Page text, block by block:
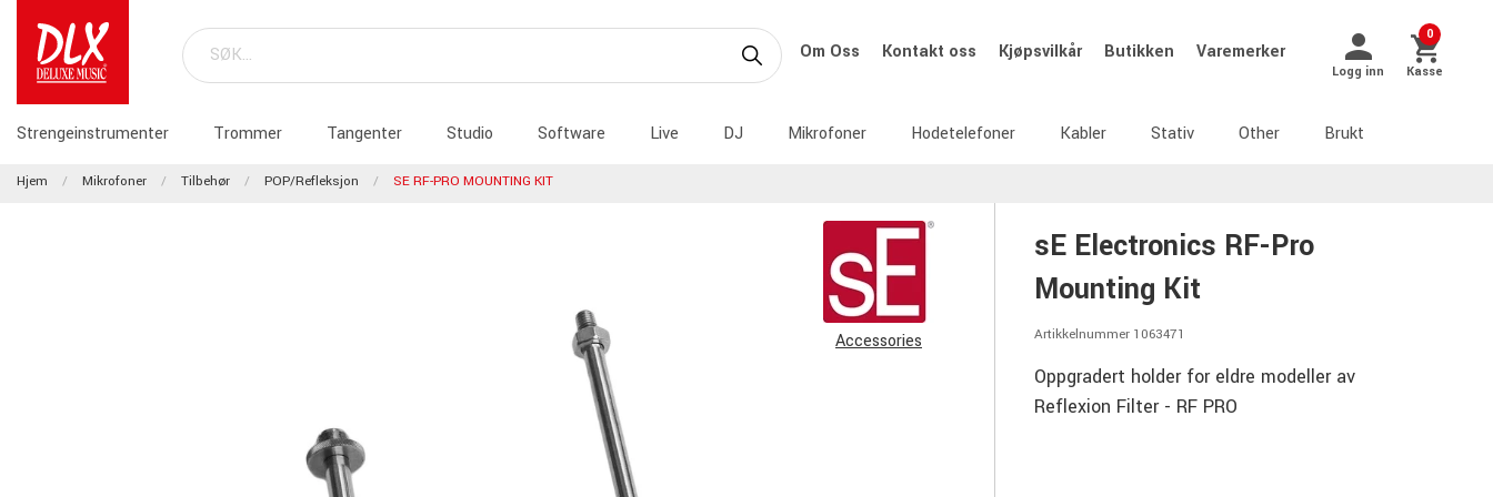
Om Oss Kontakt oss Kjøpsvilkår Butikken Varemerker
Logg inn
0
Kasse
Strengeinstrumenter Trommer Tangenter Studio Software Live DJ Mikrofoner Hodetelefoner Kabler Stativ Other Brukt
Hjem Mikrofoner Tilbehør POP/Refleksjon SE RF-PRO MOUNTING KIT
Accessories
sE Electronics RF-Pro
Mounting Kit
Artikkelnummer 1063471
Oppgradert holder for eldre modeller av
Reflexion Filter - RF PRO